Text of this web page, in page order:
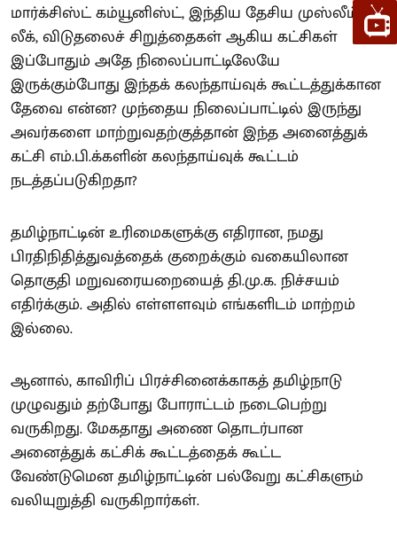
மார்க்சிஸ்ட் கம்யூனிஸ்ட், இந்திய தேசிய முஸ்லீம்
லீக், விடுதலைச் சிறுத்தைகள் ஆகிய கட்சிகள்
இப்போதும் அதே நிலைப்பாட்டிலேயே
இருக்கும்போது இந்தக் கலந்தாய்வுக் கூட்டத்துக்கான
தேவை என்ன? முந்தைய நிலைப்பாட்டில் இருந்து
அவர்களை மாற்றுவதற்குத்தான் இந்த அனைத்துக்
கட்சி எம்.பி.க்களின் கலந்தாய்வுக் கூட்டம்
நடத்தப்படுகிறதா?
தமிழ்நாட்டின் உரிமைகளுக்கு எதிரான, நமது
பிரதிநிதித்துவத்தைக் குறைக்கும் வகையிலான
தொகுதி மறுவரையறையைத் தி.மு.க. நிச்சயம்
எதிர்க்கும். அதில் எள்ளளவும் எங்களிடம் மாற்றம்
இல்லை.
ஆனால், காவிரிப் பிரச்சினைக்காகத் தமிழ்நாடு
முழுவதும் தற்போது போராட்டம் நடைபெற்று
வருகிறது. மேகதாது அணை தொடர்பான
அனைத்துக் கட்சிக் கூட்டத்தைக் கூட்ட
வேண்டுமென தமிழ்நாட்டின் பல்வேறு கட்சிகளும்
வலியுறுத்தி வருகிறார்கள்.